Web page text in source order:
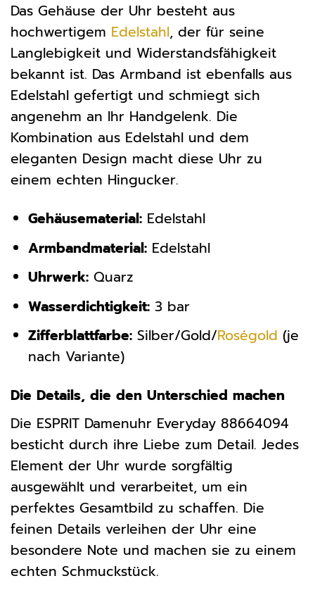
Das Gehäuse der Uhr besteht aus
hochwertigem Edelstahl, der für seine
Langlebigkeit und Widerstandsfähigkeit
bekannt ist. Das Armband ist ebenfalls aus
Edelstahl gefertigt und schmiegt sich
angenehm an Ihr Handgelenk. Die
Kombination aus Edelstahl und dem
eleganten Design macht diese Uhr zu
einem echten Hingucker.
Gehäusematerial:Edelstahl
Armbandmaterial:Edelstahl
Uhrwerk:Quarz
Wasserdichtigkeit:3 bar
Zifferblattfarbe:Silber/Gold/Roségold (je
nach Variante)
Die Details, die den Unterschied machen
Die ESPRIT Damenuhr Everyday 88664094
besticht durch ihre Liebe zum Detail. Jedes
Element der Uhr wurde sorgfältig
ausgewählt und verarbeitet, um ein
perfektes Gesamtbild zu schaffen. Die
feinen Details verleihen der Uhr eine
besondere Note und machen sie zu einem
echten Schmuckstück.